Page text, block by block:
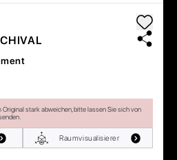
Original stark abweichen, bitte lassen Sie sich von
Raumvisualisierer